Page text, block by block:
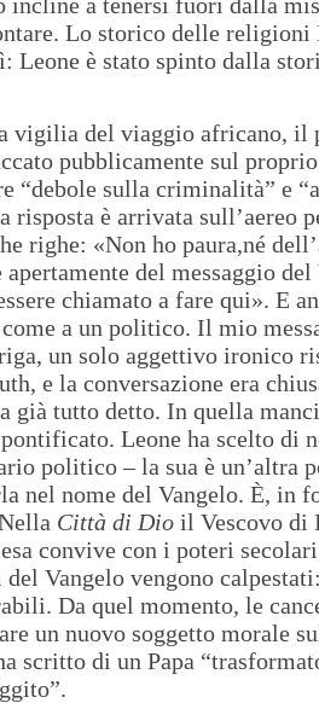
Lo storico delle religioni
Leone è stato spinto dalla
vigilia del viaggio africano, il
pubblicamente sul
“debole sulla criminalità” e
risposta è arrivata sull’aereo
righe: «Non ho paura,né
del messaggio del
chiamato a fare qui». E
a un politico. Il mio
un solo aggettivo ironico
e la conversazione era
già tutto detto. In quella
Leone ha scelto di
politico – la sua è un’altra
nel nome del Vangelo. È, in
Città di Dio il Vescovo di
convive con i poteri
Vangelo vengono
Da quel momento, le
un nuovo soggetto morale
scritto di un Papa